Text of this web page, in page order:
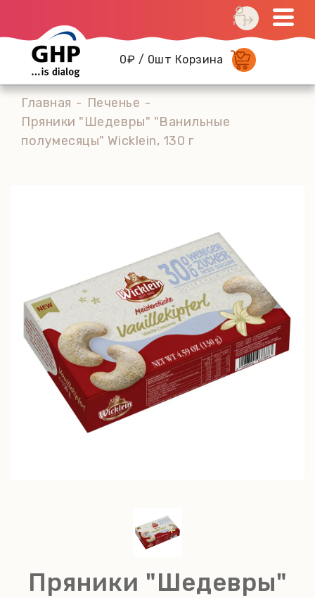
0₽ / 0шт Корзина
Главная
Печенье
Пряники "Шедевры" "Ванильные
полумесяцы" Wicklein, 130 г
Пряники "Шедевры"